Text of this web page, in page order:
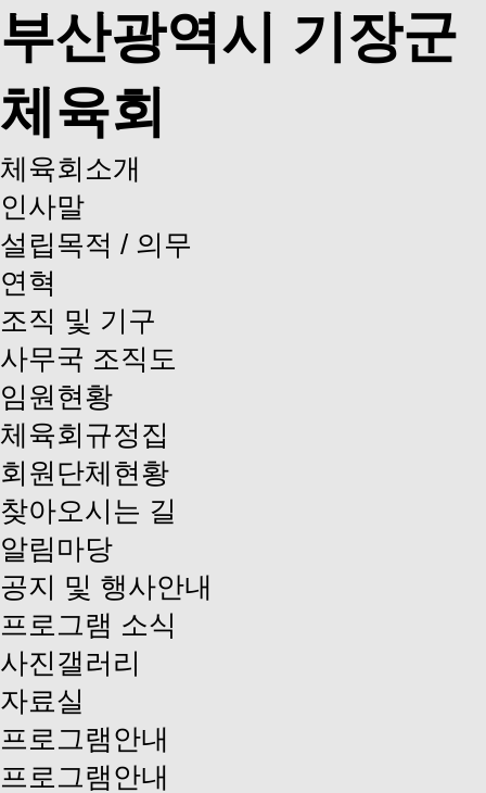
부산광역시 기장군
체육회
체육회소개
인사말
설립목적 / 의무
연혁
조직 및 기구
사무국 조직도
임원현황
체육회규정집
회원단체현황
찾아오시는 길
알림마당
공지 및 행사안내
프로그램 소식
사진갤러리
자료실
프로그램안내
프로그램안내